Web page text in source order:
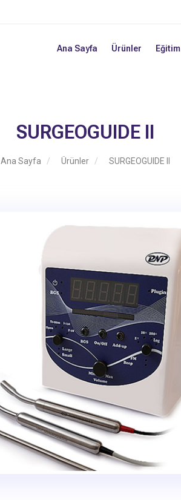
Ana Sayfa Ürünler Eğitim
SURGEOGUIDE II
Ana Sayfa Ürünler SURGEOGUIDE II